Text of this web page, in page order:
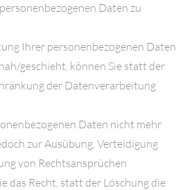
Daten zu
Ihrer personenbezogenen Daten
geschieht, können Sie statt der
der Datenverarbeitung
Daten nicht mehr
zur Ausübung, Verteidigung
von Rechtsansprüchen
das Recht, statt der Löschung die